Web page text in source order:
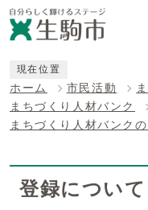
現在位置
ホーム 市民活動
まちづくり人材バンク
まちづくり人材バンク
登録について